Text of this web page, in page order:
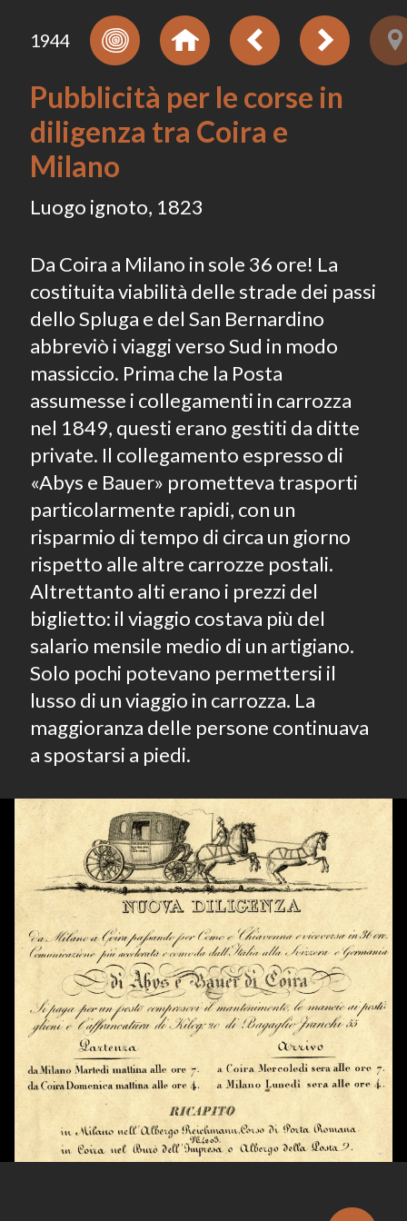
1944
Pubblicità per le corse in
diligenza tra Coira e
Milano
Luogo ignoto, 1823
Da Coira a Milano in sole 36 ore! La
costituita viabilità delle strade dei passi
dello Spluga e del San Bernardino
abbreviò i viaggi verso Sud in modo
massiccio. Prima che la Posta
assumesse i collegamenti in carrozza
nel 1849, questi erano gestiti da ditte
private. Il collegamento espresso di
«Abys e Bauer» prometteva trasporti
particolarmente rapidi, con un
risparmio di tempo di circa un giorno
rispetto alle altre carrozze postali.
Altrettanto alti erano i prezzi del
biglietto: il viaggio costava più del
salario mensile medio di un artigiano.
Solo pochi potevano permettersi il
lusso di un viaggio in carrozza. La
maggioranza delle persone continuava
a spostarsi a piedi.